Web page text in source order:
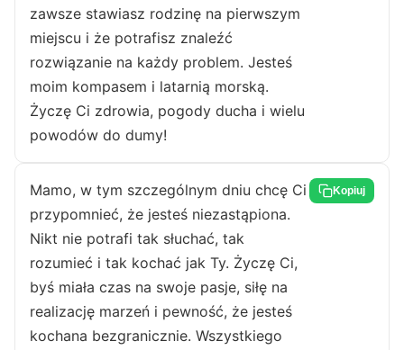
zawsze stawiasz rodzinę na pierwszym
miejscu i że potrafisz znaleźć
rozwiązanie na każdy problem. Jesteś
moim kompasem i latarnią morską.
Życzę Ci zdrowia, pogody ducha i wielu
powodów do dumy!
Mamo, w tym szczególnym dniu chcę Ci
przypomnieć, że jesteś niezastąpiona.
Nikt nie potrafi tak słuchać, tak
rozumieć i tak kochać jak Ty. Życzę Ci,
byś miała czas na swoje pasje, siłę na
realizację marzeń i pewność, że jesteś
kochana bezgranicznie. Wszystkiego
Kopiuj